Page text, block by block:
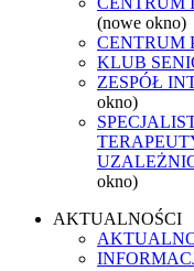
(nowe okno)
CENTRUM
KLUB
ZESPÓŁ
okno)
okno)
AKTUALNOŚCI